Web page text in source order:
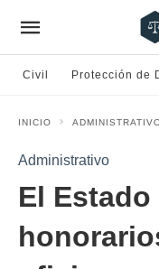
Civil Protección de
INICIO
Administrativo
El